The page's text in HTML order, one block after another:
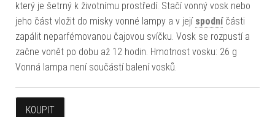
který je šetrný k životnímu prostředí. Stačí vonný vosk nebo
jeho část vložit do misky vonné lampy a v její spodníčásti
zapálit neparfémovanou čajovou svíčku. Vosk se rozpustí a
začne vonět po dobu až 12 hodin. Hmotnost vosku: 26 g
Vonná lampa není součástí balení vosků.
KOUPIT